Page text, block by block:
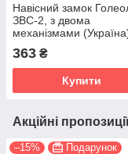
Навісний замок
ЗВС-2, з двома
механізмами
363 ₴
Купити
Акційні
–15% Подарунок